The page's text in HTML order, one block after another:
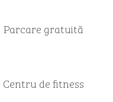
Parcare gratuită
Centru de fitness